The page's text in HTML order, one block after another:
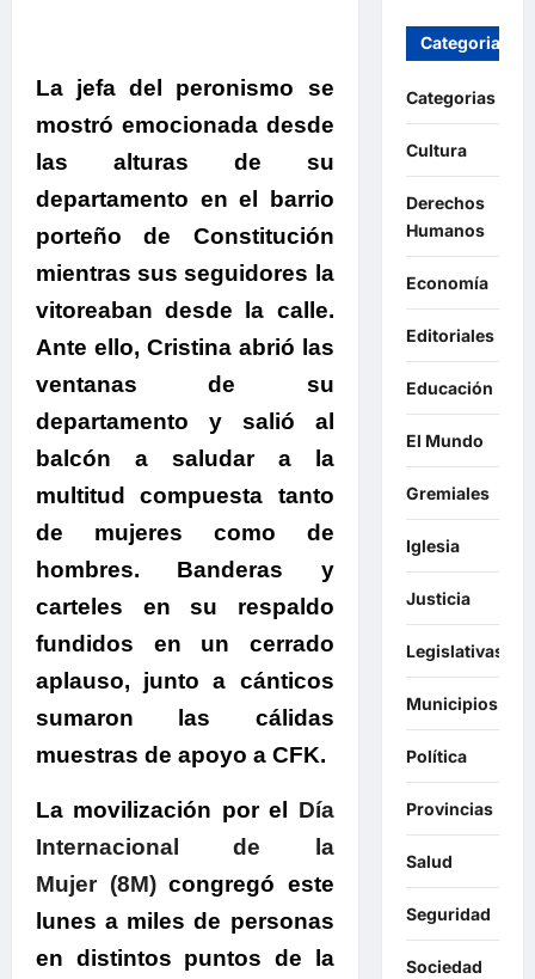
La jefa del peronismo se
mostró emocionada desde
las alturas de su
departamento en el barrio
porteño de Constitución
mientras sus seguidores la
vitoreaban desde la calle.
Ante ello, Cristina abrió las
ventanas de su
departamento y salió al
balcón a saludar a la
multitud compuesta tanto
de mujeres como de
hombres. Banderas y
carteles en su respaldo
fundidos en un cerrado
aplauso, junto a cánticos
sumaron las cálidas
muestras de apoyo a CFK.
La movilización por el Día
Internacional de la
Mujer (8M)congregó este
lunes a miles de personas
en distintos puntos de la
Categorias
Categorias
Cultura
Derechos
Humanos
Economía
Editoriales
Educación
El Mundo
Gremiales
Iglesia
Justicia
Legislativas
Municipios
Política
Provincias
Salud
Seguridad
Sociedad